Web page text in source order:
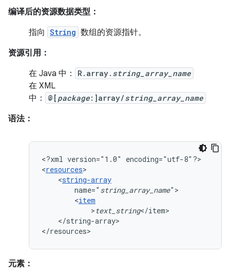
编译后的资源数据类型：
指向 String 数组的资源指针。
资源引用：
在 Java 中：
R.array. string_array_name
在 XML
中：
@[ package:]array/string_array_name
语法：
<?xml version="1.0"
encoding="utf-8"?>
<resources
<string-array
name=" string_array_name
<item
>text_string
</string-array>
</resources>
元素：